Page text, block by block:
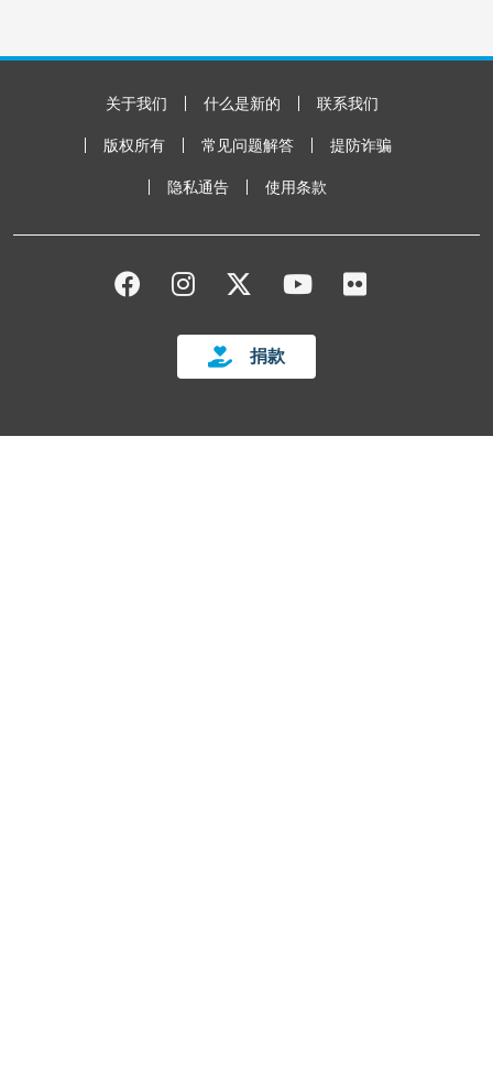
Footer Bottom
关于我们 什么是新的 联系我们
版权所有 常见问题解答 提防诈骗
隐私通告 使用条款
FACEBOOK
INSTAGRAM
TWITTERYOUTUBE
FLICKR
捐款